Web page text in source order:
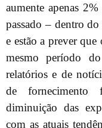
aumente apenas
passado – dentro
e estão a prever
mesmo período
relatórios e de
de fornecimento
diminuição das
com as atuais